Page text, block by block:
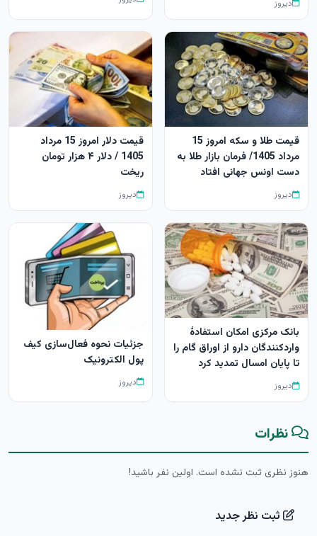
دیروز
قیمت طلا و سکه امروز 15
مرداد 1405/ فرمان بازار طلا به
دست اونس جهانی افتاد
دیروز
قیمت دلار امروز 15 مرداد
1405 / دلار ۴ هزار تومان
ریخت
دیروز
بانک مرکزی امکان استفادۀ
واردکنندگان دارو از اوراق گام را
تا پایان امسال تمدید کرد
دیروز
جزئیات نحوه فعال‌سازی کیف
پول الکترونیک
دیروز
نظرات
هنوز نظری ثبت نشده است. اولین نفر باشید!
ثبت نظر جدید